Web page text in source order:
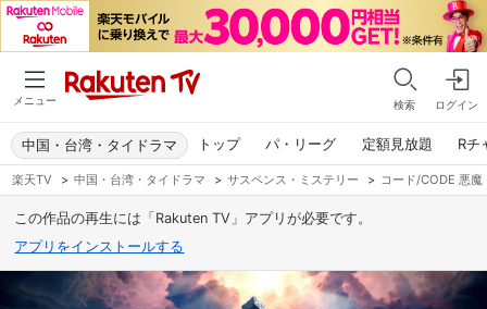
メニュー 検索 ログイン
トップ パ・リーグ 定額見放題 Rチ
中国・台湾・タイドラマ
楽天TV > 中国・台湾・タイドラマ > サスペンス・ミステリー > コード/CODE 悪
この作品の再生には「Rakuten TV」アプリが必要です。
アプリをインストールする